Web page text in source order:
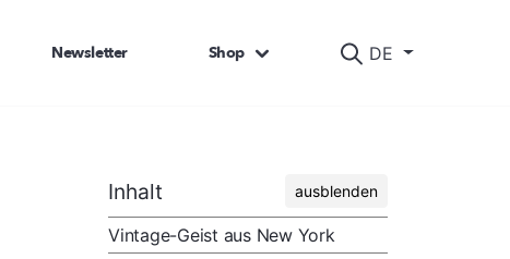
DE
Newsletter Shop
Inhalt ausblenden
Vintage-Geist aus New York